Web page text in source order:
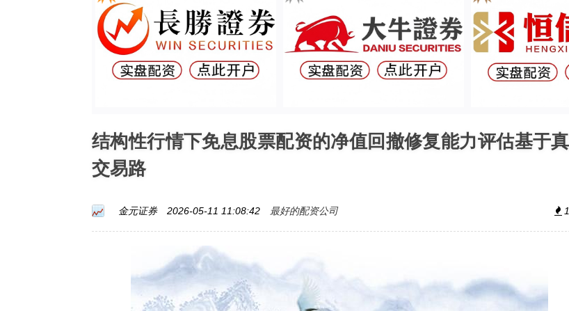
结构性行情下免息股票配资的净值回撤修复能力评估基于
交易路
金元证券 2026-05-11 11:08:42 最好的配资公司